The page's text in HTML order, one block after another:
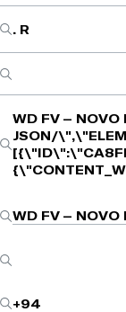
. R
WD FV – NOVO
JSON/
WD FV – NOVO
+94